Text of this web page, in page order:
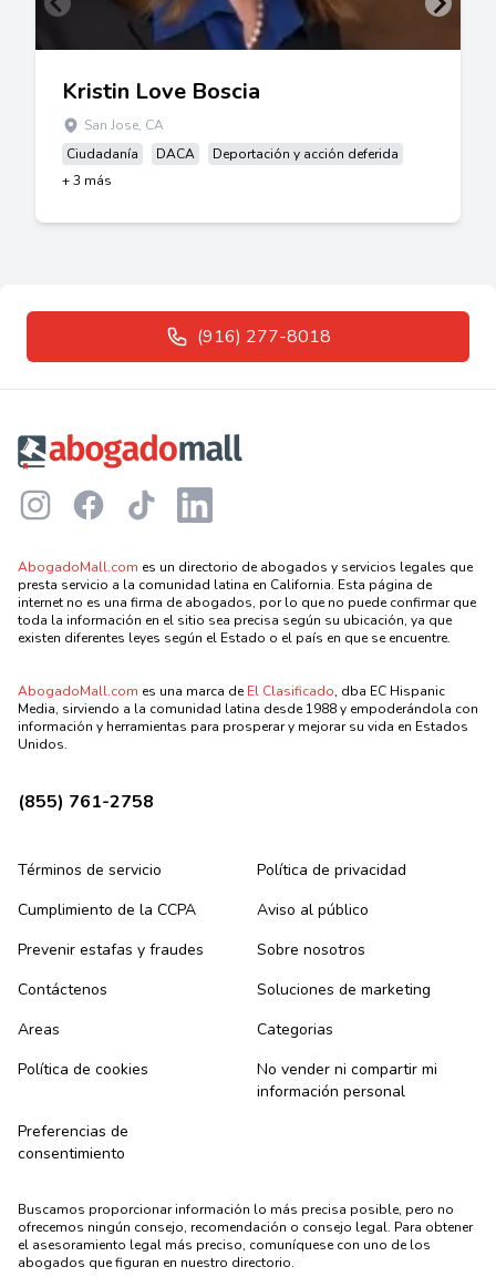
Kristin Love Boscia
San Jose, CA
Ciudadanía
DACA
Deportación y acción deferida
+ 3 más
(916) 277-8018
InstagramFacebookTikTok LinkedIn
AbogadoMall.com es un directorio de abogados y servicios legales que
presta servicio a la comunidad latina en California. Esta página de
internet no es una firma de abogados, por lo que no puede confirmar que
toda la información en el sitio sea precisa según su ubicación, ya que
existen diferentes leyes según el Estado o el país en que se encuentre.
AbogadoMall.com es una marca deEl Clasificado, dba EC Hispanic
Media, sirviendo a la comunidad latina desde 1988 y empoderándola con
información y herramientas para prosperar y mejorar su vida en Estados
Unidos.
(855) 761-2758
Términos de servicio
Política de privacidad
Cumplimiento de la CCPA
Aviso al público
Prevenir estafas y fraudes
Sobre nosotros
Contáctenos
Soluciones de marketing
Areas
Categorias
Política de cookies
No vender ni compartir mi
información personal
Preferencias de
consentimiento
Buscamos proporcionar información lo más precisa posible, pero no
ofrecemos ningún consejo, recomendación o consejo legal. Para obtener
el asesoramiento legal más preciso, comuníquese con uno de los
abogados que figuran en nuestro directorio.